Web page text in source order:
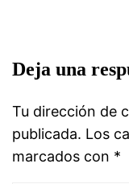
Deja una
Tu dirección de
publicada. Los
marcados con *